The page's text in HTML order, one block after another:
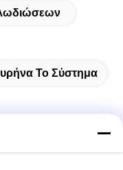
Το Σύστημα